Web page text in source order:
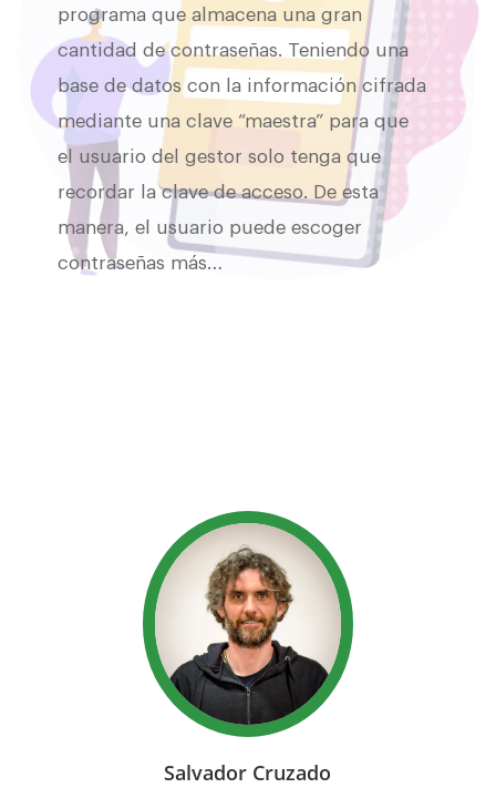
programa que almacena una gran
cantidad de contraseñas. Teniendo una
base de datos con la información cifrada
mediante una clave “maestra” para que
el usuario del gestor solo tenga que
recordar la clave de acceso. De esta
manera, el usuario puede escoger
contraseñas más…
Salvador Cruzado